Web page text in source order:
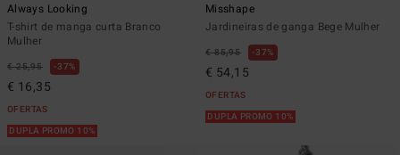
Always Looking
T-shirt de manga curta Branco
Mulher
€ 25,95 37%
€ 16,35
OFERTAS
DUPLA PROMO 10%
Misshape
Jardineiras de ganga Bege Mulher
€ 85,95 37%
€ 54,15
OFERTAS
DUPLA PROMO 10%